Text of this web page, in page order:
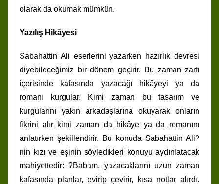
olarak da okumak mümkün.
Yazılış Hikâyesi
Sabahattin Ali eserlerini yazarken hazırlık devresi
diyebileceğimiz bir dönem geçirir. Bu zaman zarfı
içerisinde kafasında yazacağı hikâyeyi ya da
romanı kurgular. Kimi zaman bu tasarım ve
kurgularını yakın arkadaşlarına okuyarak onların
fikrini alır kimi zaman da hikâye ya da romanını
anlatırken şekillendirir. Bu konuda Sabahattin Ali?
nin kızı ve eşinin söyledikleri konuyu aydınlatacak
mahiyettedir: ?Babam, yazacaklarını uzun zaman
kafasında planlar, evirip çevirir, kısa notlar alırdı.